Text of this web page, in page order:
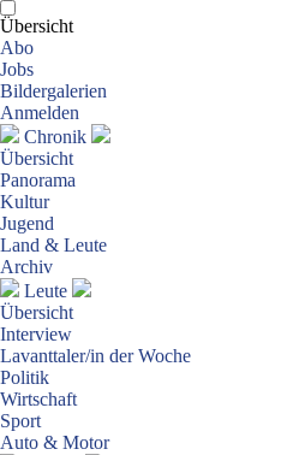
Übersicht
Abo
Jobs
Bildergalerien
Anmelden
Chronik
Übersicht
Panorama
Kultur
Jugend
Land & Leute
Archiv
Leute
Übersicht
Interview
Lavanttaler/in der Woche
Politik
Wirtschaft
Sport
Auto & Motor